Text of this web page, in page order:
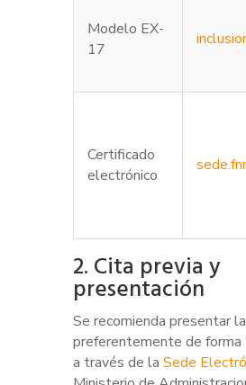
Modelo EX-
17
Certificado
electrónico
2. Cita previa y
presentación
Se recomienda presentar
preferentemente de forma
a través de la Sede